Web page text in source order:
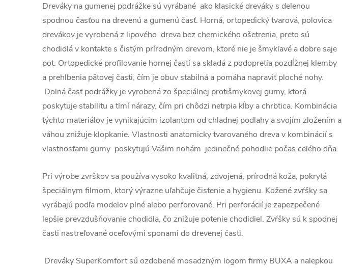
Dreváky na gumenej podrážke sú vyrábané ako klasické dreváky s delenou
spodnou časťou na drevenú a gumenú časť. Horná, ortopedický tvarová, polovica
drevákov je vyrobená z lipového dreva bez chemického ošetrenia, preto sú
chodidlá v kontakte s čistým prírodným drevom, ktoré nie je šmykľavé a dobre saje
pot. Ortopedické profilovanie hornej častí sa skladá z podopretia pozdĺžnej klemby
a prehlbenia pätovej časti, čím je obuv stabilná a pomáha napraviť ploché nohy.
Dolná časť podrážky je vyrobená zo špeciálnej protišmykovej gumy, ktorá
poskytuje stabilitu a tlmí nárazy, čím pri chôdzi netrpia kĺby a chrbtica. Kombinácia
týchto materiálov je vynikajúcim izolantom od chladnej podlahy a svojím zložením a
váhou znižuje klopkanie. Vlastnosti anatomicky tvarovaného dreva v kombinácií s
vlastnosťami gumy poskytujú Vašim nohám jedinečné pohodlie počas celého dňa.
Pri výrobe zvrškov sa používa vysoko kvalitná, zdvojená, prírodná koža, pokrytá
špeciálnym filmom, ktorý výrazne uľahčuje čistenie a hygienu. Kožené zvŕšky sa
vyrábajú podľa modelov plné alebo perforované. Pri perforácií je zapezpečené
lepšie prevzdušňovanie chodidla, čo znižuje potenie chodidiel. Zvŕšky sú k spodnej
časti nastreľované oceľovými sponami do drevenej časti.
Dreváky SuperKomfort sú ozdobené mosadzným logom firmy BUXA a nalepkou